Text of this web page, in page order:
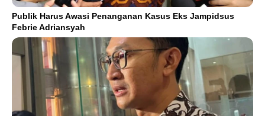
Publik Harus Awasi Penanganan Kasus Eks Jampidsus
Febrie Adriansyah